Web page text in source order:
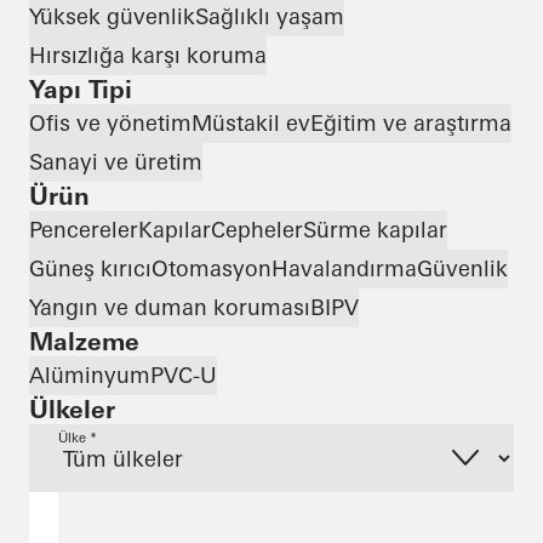
Yüksek güvenlikSağlıklı yaşam
Hırsızlığa karşı koruma
Yapı Tipi
Ofis ve yönetimMüstakil evEğitim ve araştırma
Sanayi ve üretim
Ürün
PencerelerKapılarCephelerSürme kapılar
Güneş kırıcıOtomasyonHavalandırmaGüvenlik
Yangın ve duman korumasıBIPV
Malzeme
AlüminyumPVC-U
Ülkeler
Ülke *